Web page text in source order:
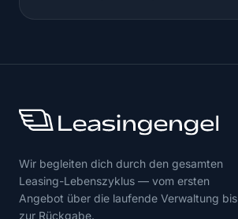
Wir begleiten dich durch den gesamten
Leasing-Lebenszyklus — vom ersten
Angebot über die laufende Verwaltung bis
zur Rückgabe.